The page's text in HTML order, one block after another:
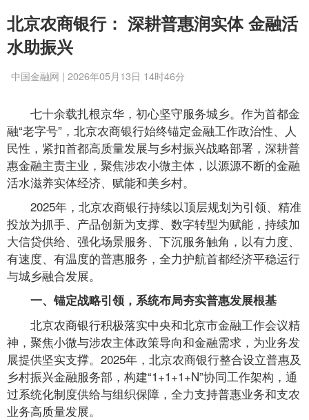
北京农商银行： 深耕普惠润实体 金融活
水助振兴
中国金融网 | 2026年05月13日 14时46分
七十余载扎根京华，初心坚守服务城乡。作为首都金
融“老字号”，北京农商银行始终锚定金融工作政治性、人
民性，紧扣首都高质量发展与乡村振兴战略部署，深耕普
惠金融主责主业，聚焦涉农小微主体，以源源不断的金融
活水滋养实体经济、赋能和美乡村。
2025年，北京农商银行持续以顶层规划为引领、精准
投放为抓手、产品创新为支撑、数字转型为赋能，持续加
大信贷供给、强化场景服务、下沉服务触角，以有力度、
有速度、有温度的普惠服务，全力护航首都经济平稳运行
与城乡融合发展。
一、锚定战略引领，系统布局夯实普惠发展根基
北京农商银行积极落实中央和北京市金融工作会议精
神，聚焦小微与涉农主体政策导向和金融需求，为业务发
展提供坚实支撑。2025年，北京农商银行整合设立普惠及
乡村振兴金融服务部，构建“1+1+1+N”协同工作架构，通
过系统化制度供给与组织保障，全力支持普惠业务和支农
业务高质量发展。